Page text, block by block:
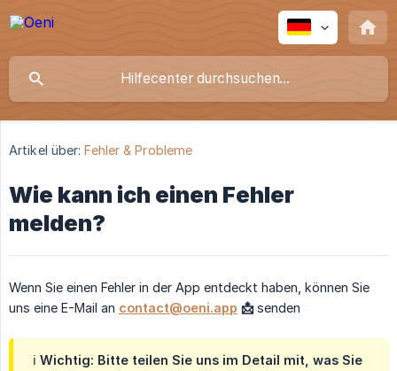
Artikel über: Fehler & Probleme
Wie kann ich einen Fehler
melden?
Wenn Sie einen Fehler in der App entdeckt haben, können Sie
uns eine E-Mail an contact@oeni.app 📩 senden
ℹ️ Wichtig: Bitte teilen Sie uns im Detail mit, was Sie